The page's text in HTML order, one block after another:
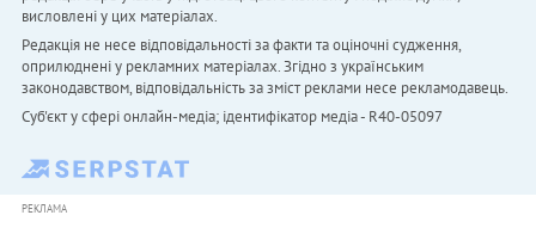
висловлені у цих матеріалах.
Редакція не несе відповідальності за факти та оціночні судження,
оприлюднені у рекламних матеріалах. Згідно з українським
законодавством, відповідальність за зміст реклами несе рекламодавець.
Cуб'єкт у сфері онлайн-медіа; ідентифікатор медіа - R40-05097
РЕКЛАМА